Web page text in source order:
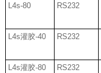
L4s-80 RS232
L4s灌胶-40 RS232
L4s灌胶-80 RS232